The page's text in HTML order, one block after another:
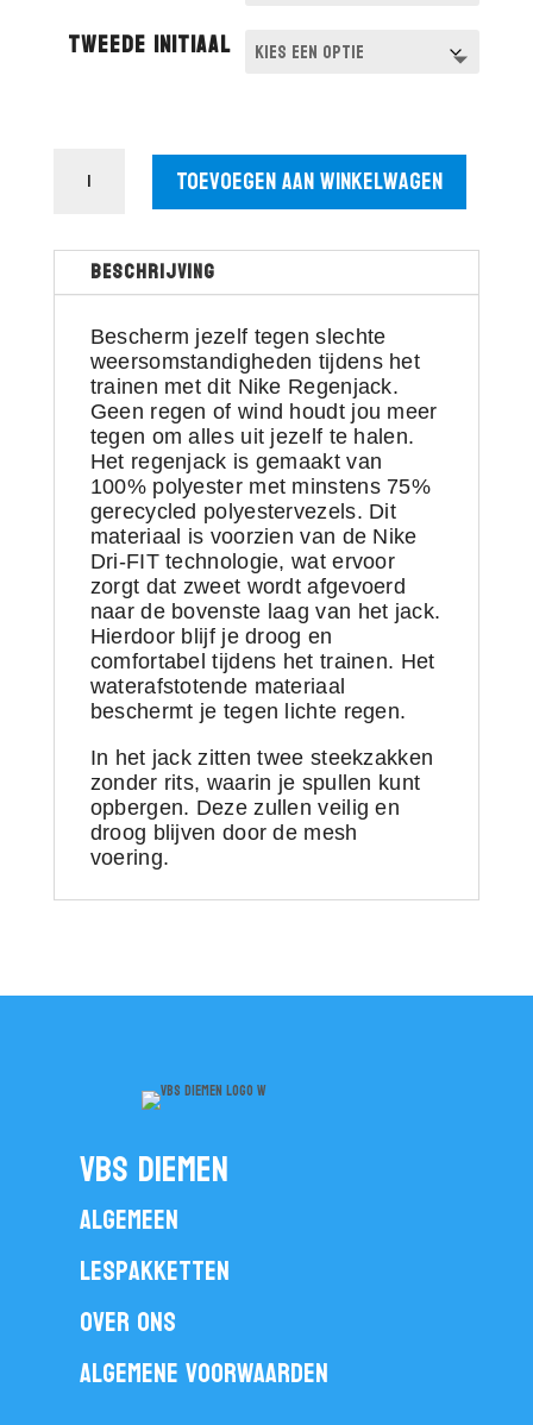
Tweede initiaal
aantal
Toevoegen aan winkelwagen
Beschrijving
Bescherm jezelf tegen slechte
weersomstandigheden tijdens het
trainen met dit Nike Regenjack.
Geen regen of wind houdt jou meer
tegen om alles uit jezelf te halen.
Het regenjack is gemaakt van
100% polyester met minstens 75%
gerecycled polyestervezels. Dit
materiaal is voorzien van de Nike
Dri-FIT technologie, wat ervoor
zorgt dat zweet wordt afgevoerd
naar de bovenste laag van het jack.
Hierdoor blijf je droog en
comfortabel tijdens het trainen. Het
waterafstotende materiaal
beschermt je tegen lichte regen.
In het jack zitten twee steekzakken
zonder rits, waarin je spullen kunt
opbergen. Deze zullen veilig en
droog blijven door de mesh
voering.
vbs diemen
Algemeen
Lespakketten
Over ons
Algemene voorwaarden